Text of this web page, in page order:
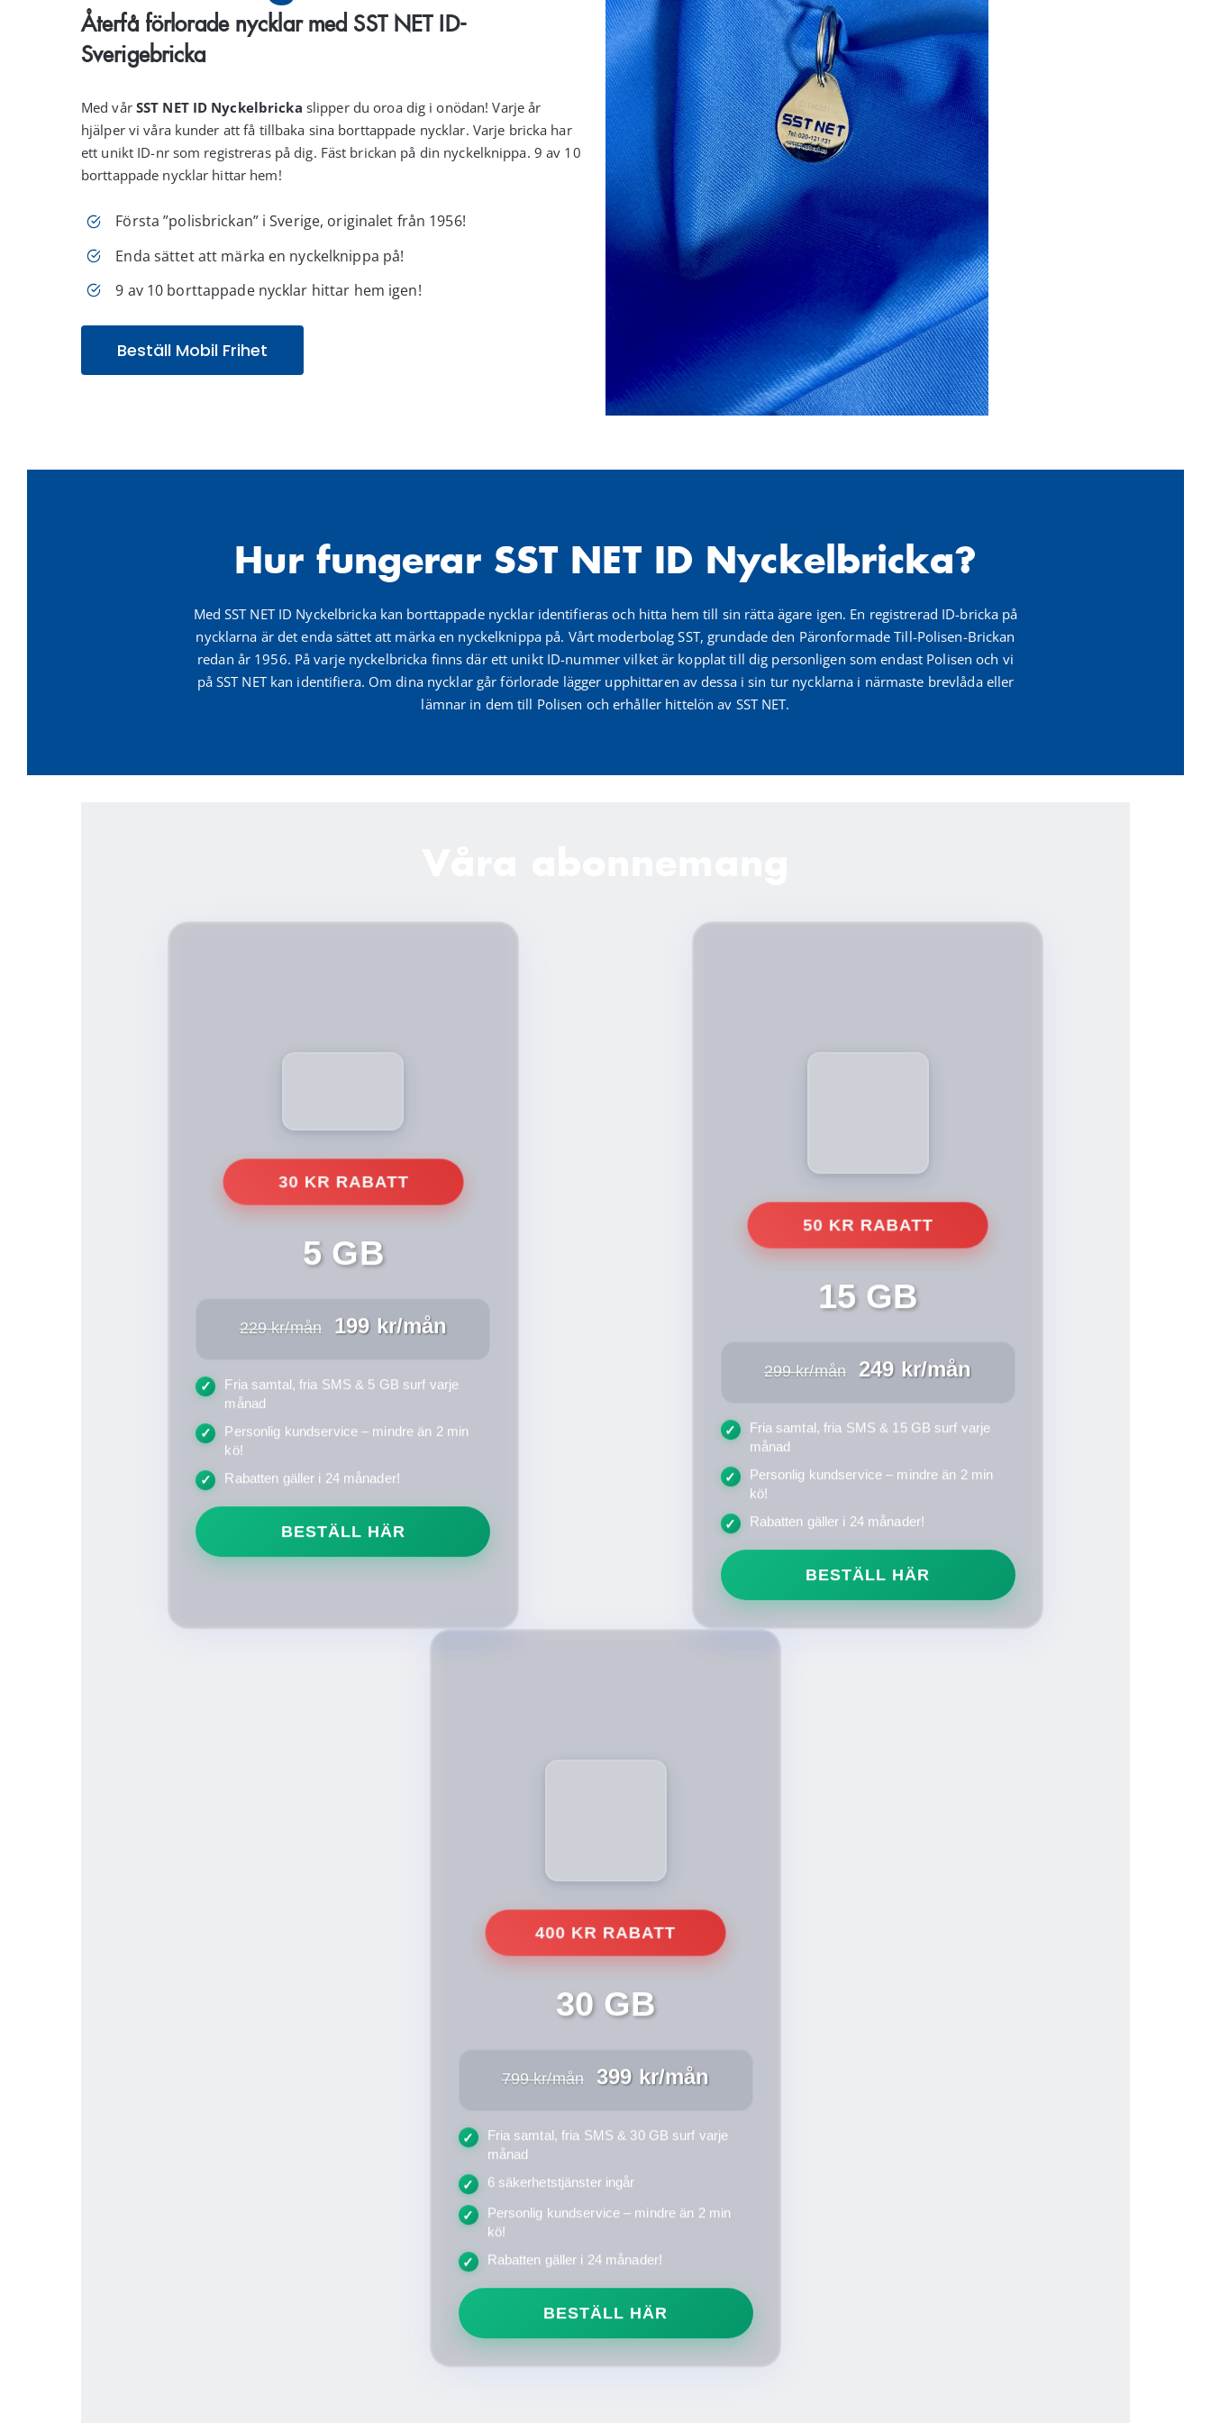
Återfå förlorade nycklar med SST NET ID-
Sverigebricka
Med vår SST NET ID Nyckelbricka slipper du oroa dig i onödan! Varje år
hjälper vi våra kunder att få tillbaka sina borttappade nycklar. Varje bricka har
ett unikt ID-nr som registreras på dig. Fäst brickan på din nyckelknippa. 9 av 10
borttappade nycklar hittar hem!
Första ”polisbrickan” i Sverige, originalet från 1956!
Enda sättet att märka en nyckelknippa på!
9 av 10 borttappade nycklar hittar hem igen!
Beställ Mobil Frihet
Hur fungerar SST NET ID Nyckelbricka?
Med SST NET ID Nyckelbricka kan borttappade nycklar identifieras och hitta hem till sin rätta ägare igen. En registrerad ID-bricka på
nycklarna är det enda sättet att märka en nyckelknippa på. Vårt moderbolag SST, grundade den Päronformade Till-Polisen-Brickan
redan år 1956. På varje nyckelbricka finns där ett unikt ID-nummer vilket är kopplat till dig personligen som endast Polisen och vi
på SST NET kan identifiera. Om dina nycklar går förlorade lägger upphittaren av dessa i sin tur nycklarna i närmaste brevlåda eller
lämnar in dem till Polisen och erhåller hittelön av SST NET.
30 KR RABATT
5 GB
229 kr/mån 199 kr/mån
✓
Fria samtal, fria SMS & 5 GB surf varje
månad
✓
Personlig kundservice – mindre än 2 min
kö!
✓
Rabatten gäller i 24 månader!
BESTÄLL HÄR
50 KR RABATT
15 GB
299 kr/mån 249 kr/mån
✓
Fria samtal, fria SMS & 15 GB surf varje
månad
✓
Personlig kundservice – mindre än 2 min
kö!
✓
Rabatten gäller i 24 månader!
BESTÄLL HÄR
400 KR RABATT
30 GB
799 kr/mån 399 kr/mån
✓
Fria samtal, fria SMS & 30 GB surf varje
månad
✓
6 säkerhetstjänster ingår
✓
Personlig kundservice – mindre än 2 min
kö!
✓
Rabatten gäller i 24 månader!
BESTÄLL HÄR